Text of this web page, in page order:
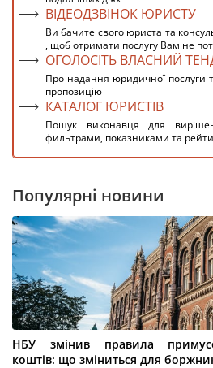
ВІДЕОДЗВІНОК ЮРИСТУ
Ви бачите свого юриста та
, щоб отримати послугу Вам не
ОГОЛОСІТЬ ВЛАСНИЙ
Про надання юридичної послуги
пропозицію
КАТАЛОГ ЮРИСТІВ
Пошук виконавця для
фильтрами, показниками та
Популярні новини
НБУ змінив правила
коштів: що зміниться для